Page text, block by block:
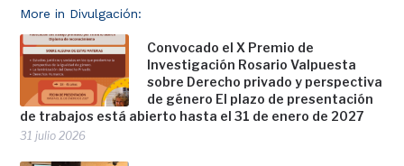
More in Divulgación:
Convocado el X Premio de
Investigación Rosario Valpuesta
sobre Derecho privado y perspectiva
de género El plazo de presentación
de trabajos está abierto hasta el 31 de enero de 2027
31 julio 2026